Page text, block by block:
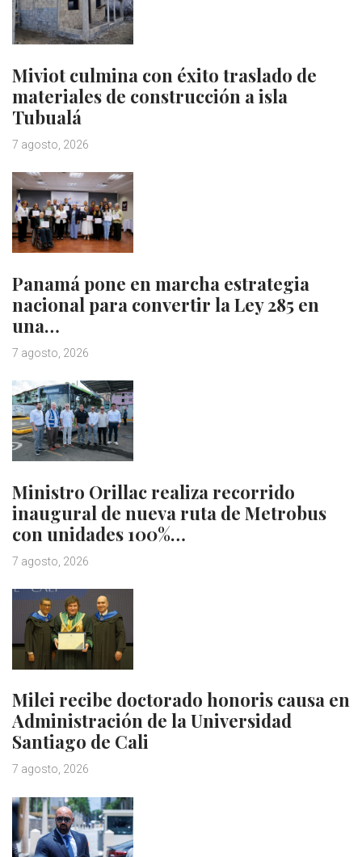
Miviot culmina con éxito traslado de
materiales de construcción a isla
Tubualá
7 agosto, 2026
Panamá pone en marcha estrategia
nacional para convertir la Ley 285 en
una…
7 agosto, 2026
Ministro Orillac realiza recorrido
inaugural de nueva ruta de Metrobus
con unidades 100%…
7 agosto, 2026
Milei recibe doctorado honoris causa en
Administración de la Universidad
Santiago de Cali
7 agosto, 2026